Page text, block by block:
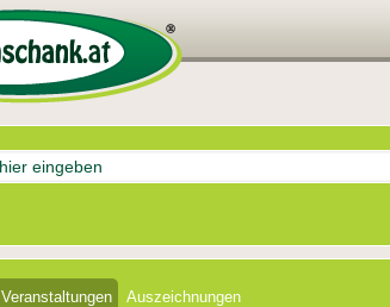
Veranstaltungen Auszeichnungen